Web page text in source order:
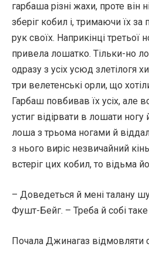
гарбаша різні жахи, проте він
зберіг кобил і, тримаючи їх за
рук своїх. Наприкінці третьої
привела лошатко. Тільки-но
одразу з усіх усюд злетілогя
три велетенські орли, що
Гарбаш повбивав їх усіх, але
устиг відірвати в лошати
лоша з трьома ногами й
з нього виріс незвичайний
встеріг цих кобил, то відьма
– Доведеться й мені талану
Фушт-Бейг. – Треба й собі таке
Почала Джинагаз відмовляти